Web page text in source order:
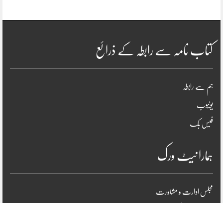
کتاب نامہ سے رابطہ کے ذرائع
ہم سے رابطہ
یوٹیوب
فیس بک
ہمارا نیٹ ورک
مجلس ادارت و مشاورت